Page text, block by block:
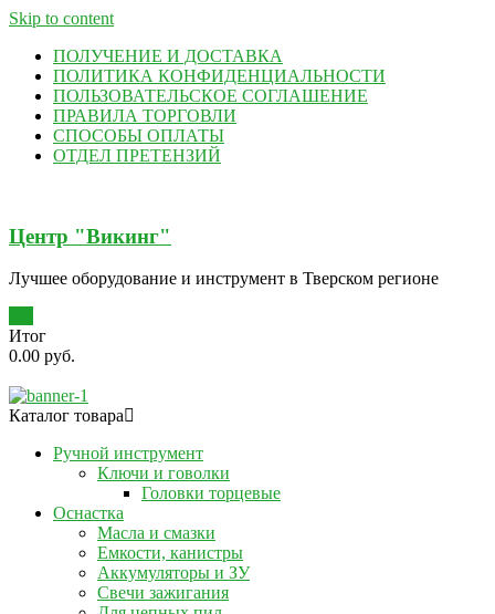
Skip to content
ПОЛУЧЕНИЕ И ДОСТАВКА
ПОЛИТИКА КОНФИДЕНЦИАЛЬНОСТИ
ПОЛЬЗОВАТЕЛЬСКОЕ СОГЛАШЕНИЕ
ПРАВИЛА ТОРГОВЛИ
СПОСОБЫ ОПЛАТЫ
ОТДЕЛ ПРЕТЕНЗИЙ
Центр "Викинг"
Лучшее оборудование и инструмент в Тверском регионе
Итог
0.00 руб.
Каталог товара
Ручной инструмент
Ключи и говолки
Головки торцевые
Оснастка
Масла и смазки
Емкости, канистры
Аккумуляторы и ЗУ
Свечи зажигания